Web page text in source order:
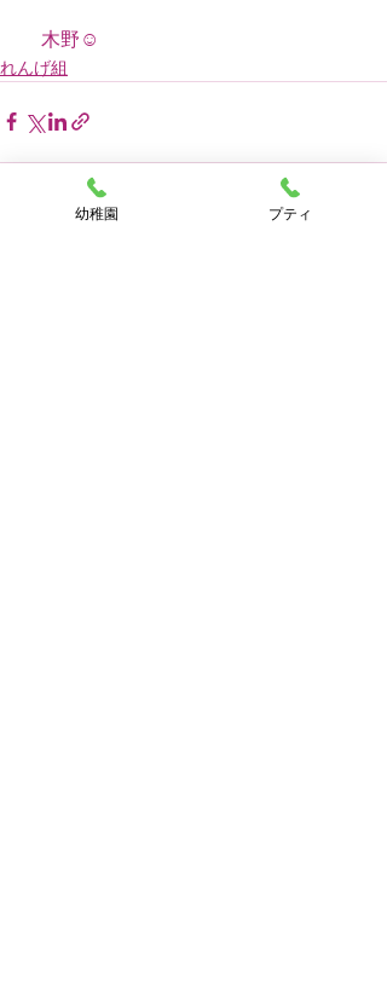
木野☺️
れんげ組
幼稚園 プティ